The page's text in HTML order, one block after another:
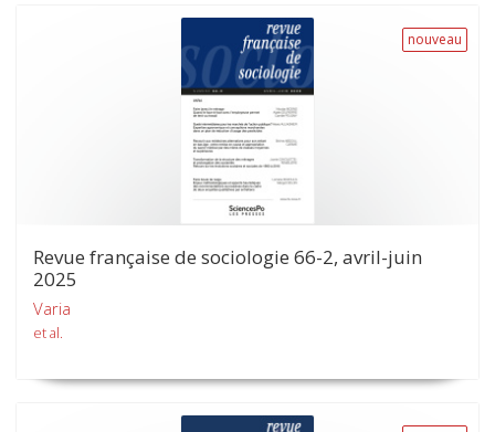
nouveau
Revue française de sociologie 66-2, avril-juin
2025
Varia
et al.